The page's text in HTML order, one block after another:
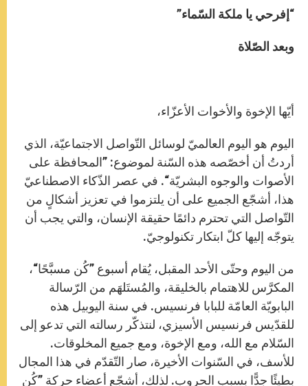
“إفرحي يا ملكة السّماء”
وبعد الصّلاة
أيّها الإخوة والأخوات الأعزّاء،
اليوم هو اليوم العالميّ لوسائل التّواصل الاجتماعيّة، الذي
أردتُ أن أخصّصه هذه السّنة لموضوع: ”المحافظة على
الأصوات والوجوه البشريّة“. في عصر الذّكاء الاصطناعيّ
هذا، أشجّع الجميع على أن يلتزموا في تعزيز أشكالٍ من
التّواصل التي تحترم دائمًا حقيقة الإنسان، والتي يجب أن
يتوجّه إليها كلّ ابتكار تكنولوجيّ.
من اليوم وحتّى الأحد المقبل، يُقام أسبوع ”كُن مسبَّحًا“،
المكرَّس للاهتمام بالخليقة، والمُستَلهَم من الرّسالة
البابويّة العامّة للبابا فرنسيس. في سنة اليوبيل هذه
للقدّيس فرنسيس الأسيزي، لنتذكّر رسالته التي تدعو إلى
السّلام مع الله، ومع الإخوة، ومع جميع المخلوقات.
للأسف، في السّنوات الأخيرة، صار التّقدّم في هذا المجال
بطيئًا جدًّا بسبب الحروب. لذلك، أشجّع أعضاء حركة ”كُن